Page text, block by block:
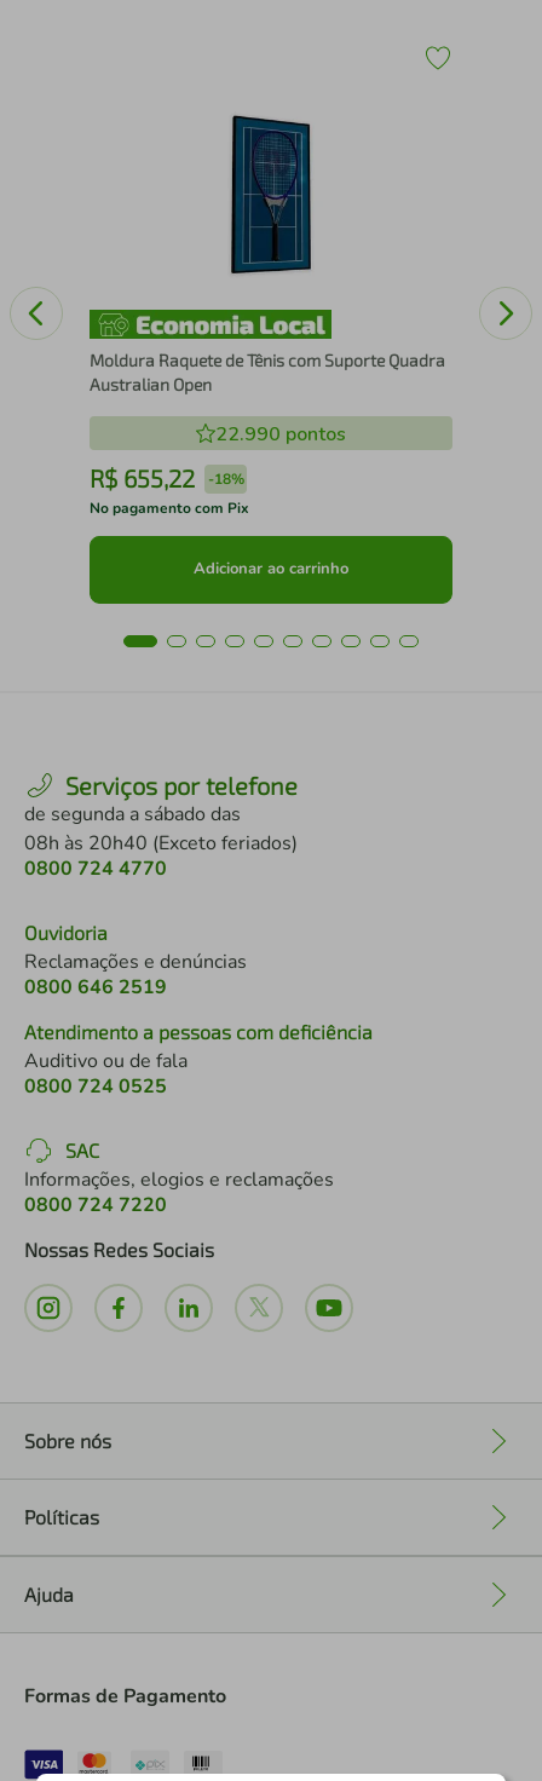
Moldura Raquete de Tênis com Suporte Quadra
Australian Open
22.990 pontos
R$ 655,22 -18%
No pagamento com Pix
Adicionar ao carrinho
Serviços por telefone
de segunda a sábado das
08h às 20h40 (Exceto feriados)
0800 724 4770
Ouvidoria
Reclamações e denúncias
0800 646 2519
Atendimento a pessoas com deficiência
Auditivo ou de fala
0800 724 0525
SAC
Informações, elogios e reclamações
0800 724 7220
Nossas Redes Sociais
Sobre nós
Políticas
Ajuda
Formas de Pagamento